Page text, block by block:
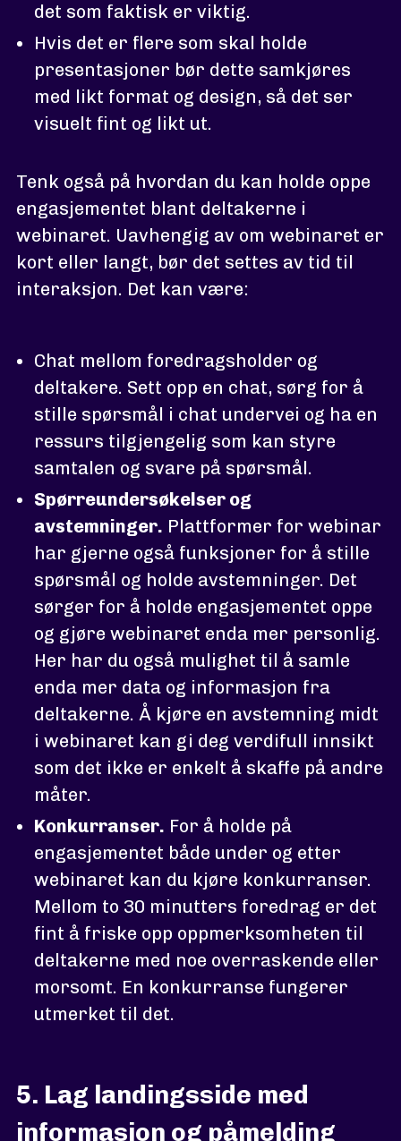
det som faktisk er viktig.
Hvis det er flere som skal holde
presentasjoner bør dette samkjøres
med likt format og design, så det ser
visuelt fint og likt ut.
Tenk også på hvordan du kan holde oppe
engasjementet blant deltakerne i
webinaret. Uavhengig av om webinaret er
kort eller langt, bør det settes av tid til
interaksjon. Det kan være:
Chat mellom foredragsholder og
deltakere. Sett opp en chat, sørg for å
stille spørsmål i chat undervei og ha en
ressurs tilgjengelig som kan styre
samtalen og svare på spørsmål.
Spørreundersøkelser og
avstemninger. Plattformer for webinar
har gjerne også funksjoner for å stille
spørsmål og holde avstemninger. Det
sørger for å holde engasjementet oppe
og gjøre webinaret enda mer personlig.
Her har du også mulighet til å samle
enda mer data og informasjon fra
deltakerne. Å kjøre en avstemning midt
i webinaret kan gi deg verdifull innsikt
som det ikke er enkelt å skaffe på andre
måter.
Konkurranser. For å holde på
engasjementet både under og etter
webinaret kan du kjøre konkurranser.
Mellom to 30 minutters foredrag er det
fint å friske opp oppmerksomheten til
deltakerne med noe overraskende eller
morsomt. En konkurranse fungerer
utmerket til det.
5. Lag landingsside med
informasjon og påmelding